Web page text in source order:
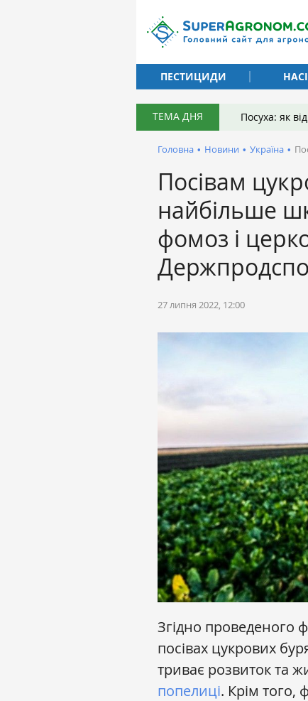
ПЕСТИЦИДИ
ТЕМА ДНЯ Посуха: як
Головна • Новини • Україна •
Посівам
найбільше
фомоз і
27 липня 2022, 12:00
Згідно проведеного
посівах цукрових
триває розвиток та
попелиці. Крім